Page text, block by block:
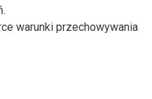
Norton Clipper
warunki przechowywania